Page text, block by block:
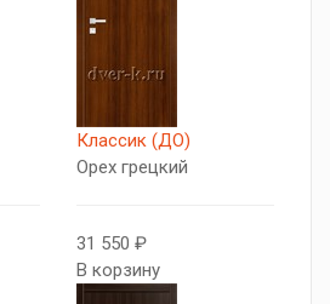
Классик (ДО)
Орех грецкий
31 550 ₽
В корзину